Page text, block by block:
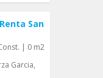
San
| 0 m2
Garci­a,